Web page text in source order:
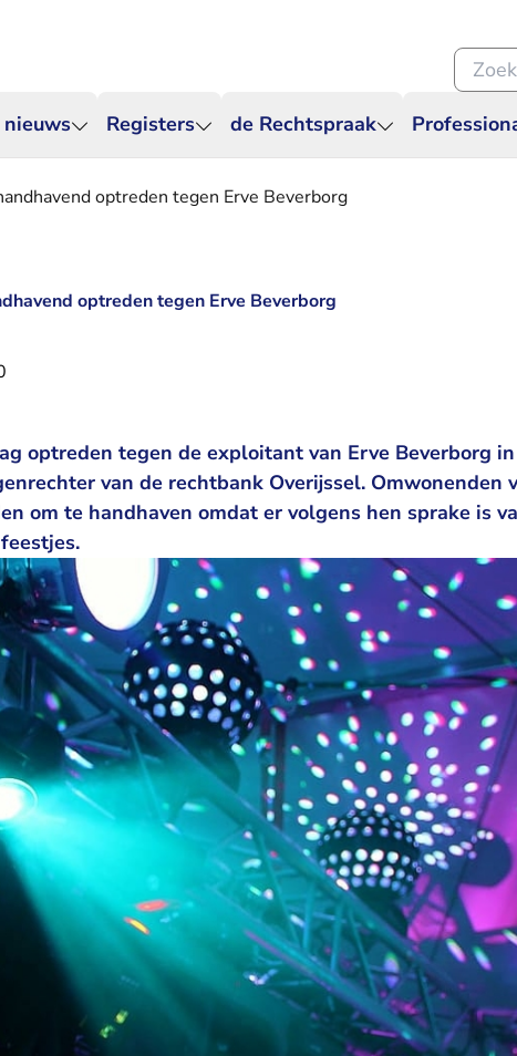
Registers de Rechtspraak
Zoeken
optreden tegen Erve Beverborg
optreden tegen Erve Beverborg
optreden tegen de exploitant van Erve Beverborg
van de rechtbank Overijssel. Omwonenden
om te handhaven omdat er volgens hen sprake is